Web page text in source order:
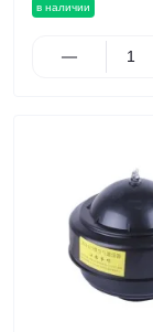
в наличии